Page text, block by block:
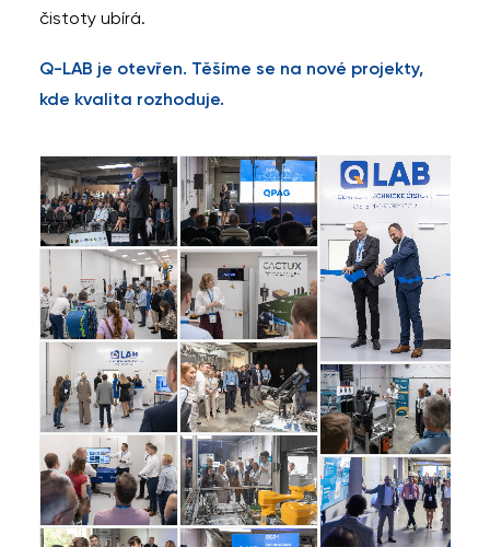
čistoty ubírá.
Q-LAB je otevřen. Těšíme se na nové projekty,
kde kvalita rozhoduje.